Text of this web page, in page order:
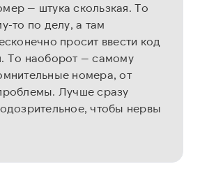
— штука скользкая. То
то по делу, а там
просит ввести код
То наоборот — самому
номера, от
Лучше сразу
чтобы нервы